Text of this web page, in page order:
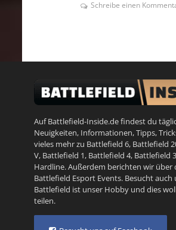
Schreibe einen
Auf Battlefield-Inside.de findest du
Neuigkeiten, Informationen, Tipps,
vieles mehr zu Battlefield 6, Battlefield
V, Battlefield 1, Battlefield 4, Battlefield 3
Hardline. Außerdem berichten wir über
Battlefield Esport Events. Besucht auch
Battlefield ist unser Hobby und dies
teilen.